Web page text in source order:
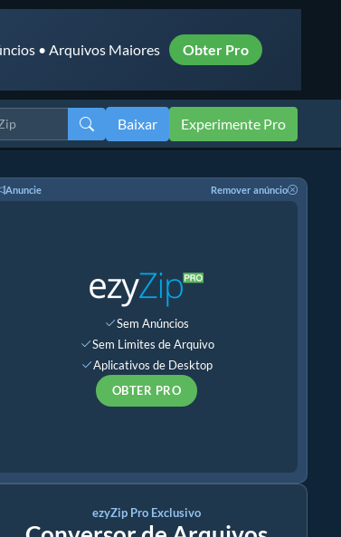
• Arquivos Maiores Obter Pro
Baixar Experimente Pro
Anuncie Remover anúncio
Sem Anúncios
Sem Limites de Arquivo
Aplicativos de Desktop
OBTER PRO
ezyZip Pro Exclusivo